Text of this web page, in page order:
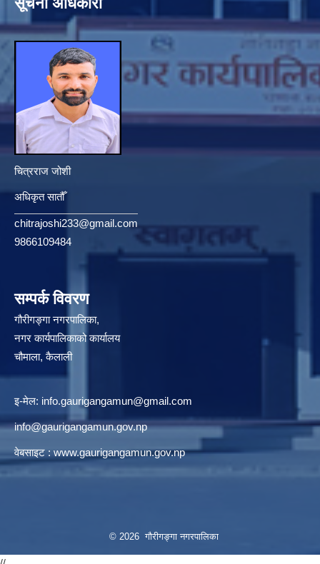
चित्रराज जोशी
अधिकृत सातौँ
chitrajoshi233@gmail.com
9866109484
सम्पर्क विवरण
गौरीगङ्गा नगरपालिका,
नगर कार्यपालिकाको कार्यालय
चौमाला, कैलाली
इ-मेल: info.gaurigangamun@gmail.com
info@gaurigangamun.gov.np
वेबसाइट :www.gaurigangamun.gov.np
© 2026 गौरीगङ्गा नगरपालिका